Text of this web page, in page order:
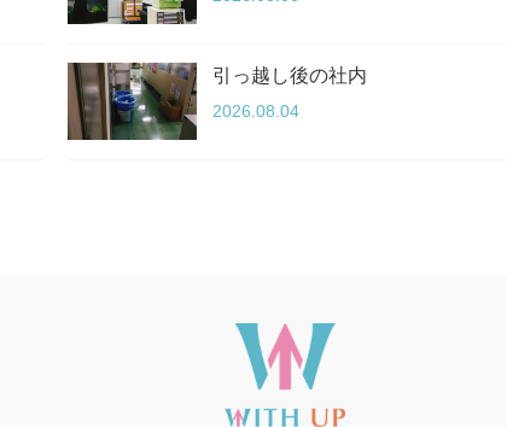
引っ越し後の社内
2026.08.04